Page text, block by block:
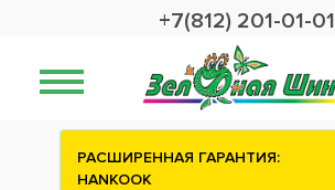
+7(812) 201-01-01
ГАРАНТИЯ: